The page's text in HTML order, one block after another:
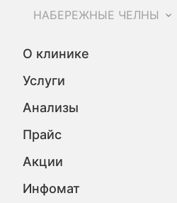
НАБЕРЕЖНЫЕ ЧЕЛНЫ
О клинике
Услуги
Анализы
Прайс
Акции
Инфомат